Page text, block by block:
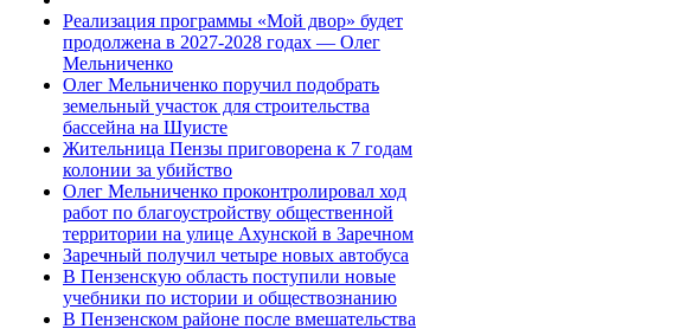
Реализация программы «Мой двор» будет
продолжена в 2027-2028 годах — Олег
Мельниченко
Олег Мельниченко поручил подобрать
земельный участок для строительства
бассейна на Шуисте
Жительница Пензы приговорена к 7 годам
колонии за убийство
Олег Мельниченко проконтролировал ход
работ по благоустройству общественной
территории на улице Ахунской в Заречном
Заречный получил четыре новых автобуса
В Пензенскую область поступили новые
учебники по истории и обществознанию
В Пензенском районе после вмешательства